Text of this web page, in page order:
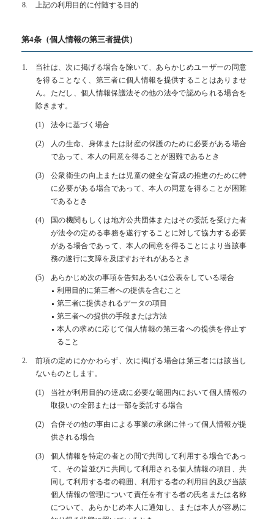
上記の利用目的に付随する目的
第4条（個人情報の第三者提供）
当社は、次に掲げる場合を除いて、あらかじめユーザーの同意
を得ることなく、第三者に個人情報を提供することはありませ
ん。ただし、個人情報保護法その他の法令で認められる場合を
除きます。
法令に基づく場合
人の生命、身体または財産の保護のために必要がある場合
であって、本人の同意を得ることが困難であるとき
公衆衛生の向上または児童の健全な育成の推進のために特
に必要がある場合であって、本人の同意を得ることが困難
であるとき
国の機関もしくは地方公共団体またはその委託を受けた者
が法令の定める事務を遂行することに対して協力する必要
がある場合であって、本人の同意を得ることにより当該事
務の遂行に支障を及ぼすおそれがあるとき
あらかじめ次の事項を告知あるいは公表をしている場合
利用目的に第三者への提供を含むこと
第三者に提供されるデータの項目
第三者への提供の手段または方法
本人の求めに応じて個人情報の第三者への提供を停止す
ること
前項の定めにかかわらず、次に掲げる場合は第三者には該当し
ないものとします。
当社が利用目的の達成に必要な範囲内において個人情報の
取扱いの全部または一部を委託する場合
合併その他の事由による事業の承継に伴って個人情報が提
供される場合
個人情報を特定の者との間で共同して利用する場合であっ
て、その旨並びに共同して利用される個人情報の項目、共
同して利用する者の範囲、利用する者の利用目的及び当該
個人情報の管理について責任を有する者の氏名または名称
について、あらかじめ本人に通知し、または本人が容易に